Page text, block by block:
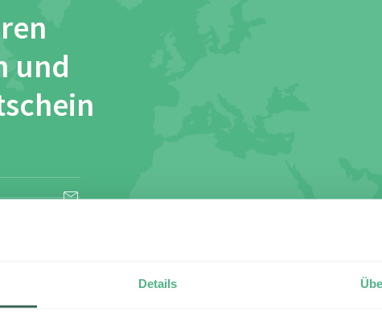
Details
und